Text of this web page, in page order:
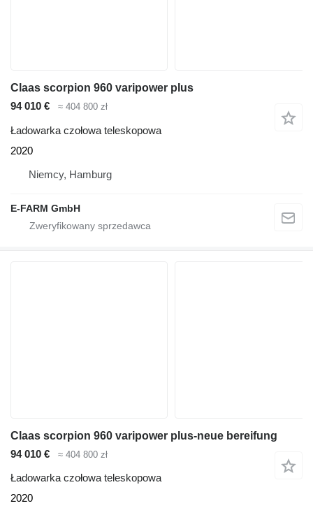
Claas scorpion 960 varipower plus
94 010 €
≈ 404 800 zł
Ładowarka czołowa teleskopowa
2020
Niemcy, Hamburg
E-FARM GmbH
Claas scorpion 960 varipower plus-neue bereifung
94 010 €
≈ 404 800 zł
Ładowarka czołowa teleskopowa
2020